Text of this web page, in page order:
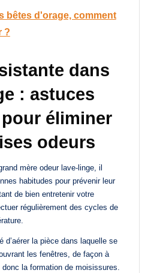
bêtes d'orage, comment
?
dans
: astuces
éliminer
odeurs
mère odeur lave-linge, il
habitudes pour prévenir leur
de bien entretenir votre
régulièrement des cycles de
d’aérer la pièce dans laquelle se
les fenêtres, de façon à
la formation de moisissures.